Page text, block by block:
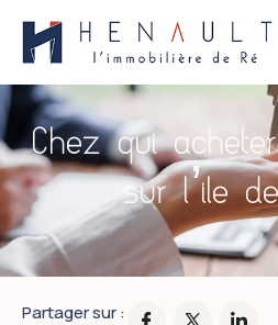
Chez qui
sur l’ile
Partager sur :